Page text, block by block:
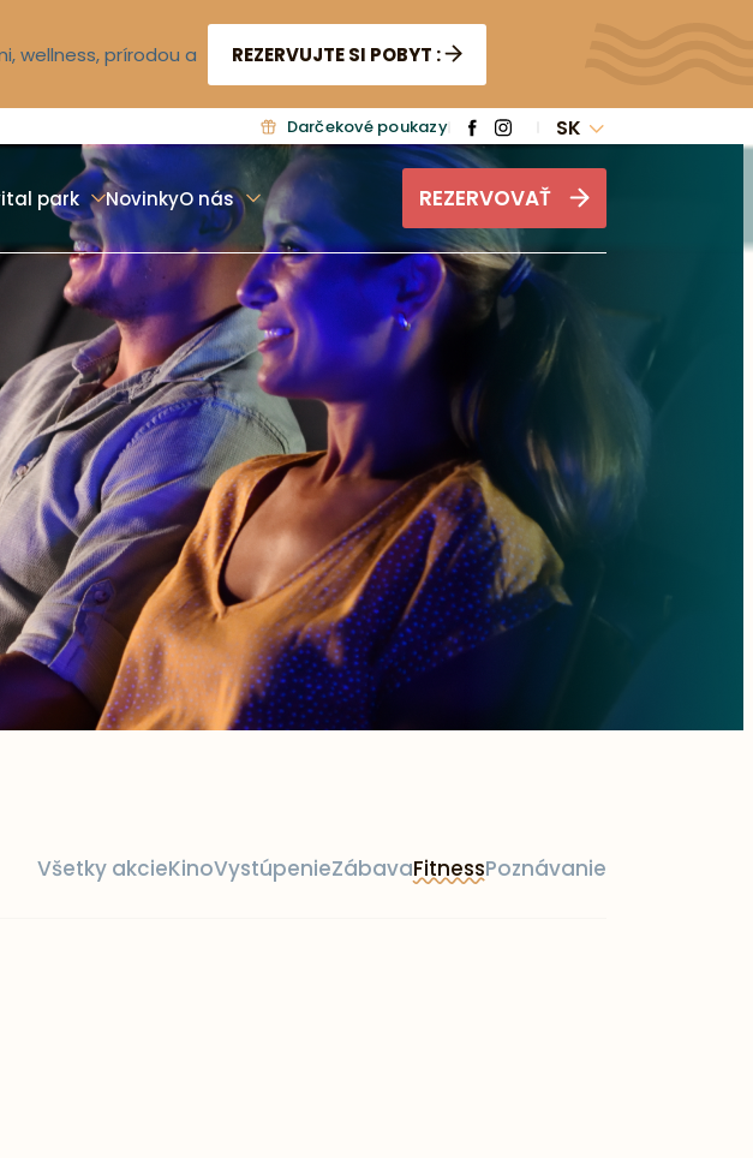
wellness, prírodou a
REZERVUJTE SI POBYT :
Darčekové poukazy SK
park NovinkyO nás REZERVOVAŤ
Všetky akcieKinoVystúpenieZábavaFitnessPoznávanie